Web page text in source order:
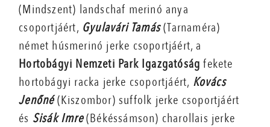
(Mindszent) landschaf merinó anya
csoportjáért, Gyulavári Tamás(Tarnaméra)
német húsmerinó jerke csoportjáért, a
Hortobágyi Nemzeti Park Igazgatóság fekete
hortobágyi racka jerke csoportjáért, Kovács
Jenőné(Kiszombor) suffolk jerke csoportjáért
és Sisák Imre(Békéssámson) charollais jerke